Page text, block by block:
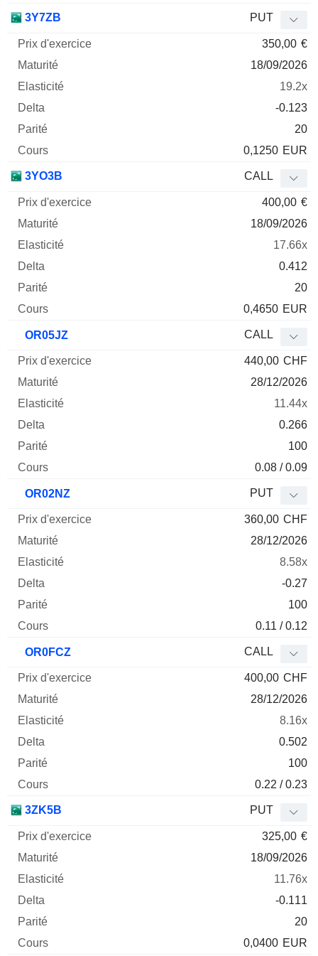
3Y7ZB PUT
350,00 €
18/09/2026
19.2x
-0.123
20
0,1250 EUR
3YO3B CALL
400,00 €
18/09/2026
17.66x
0.412
20
0,4650 EUR
OR05JZ CALL
440,00 CHF
28/12/2026
11.44x
0.266
100
0.08 / 0.09
OR02NZ PUT
360,00 CHF
28/12/2026
8.58x
-0.27
100
0.11 / 0.12
OR0FCZ CALL
400,00 CHF
28/12/2026
8.16x
0.502
100
0.22 / 0.23
3ZK5B PUT
325,00 €
18/09/2026
11.76x
-0.111
20
0,0400 EUR